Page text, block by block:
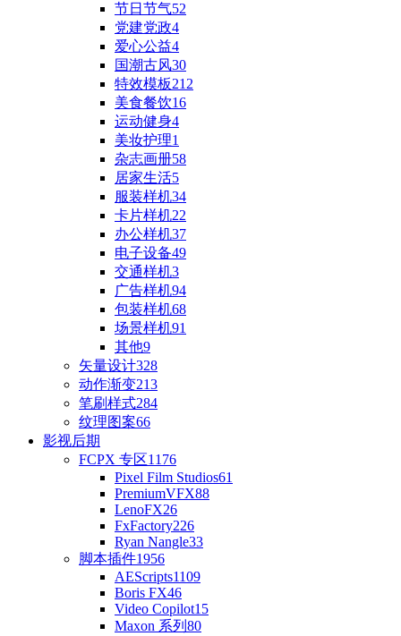
节日节气52
党建党政4
爱心公益4
国潮古风30
特效模板212
美食餐饮16
运动健身4
美妆护理1
杂志画册58
居家生活5
服装样机34
卡片样机22
办公样机37
电子设备49
交通样机3
广告样机94
包装样机68
场景样机91
其他9
矢量设计328
动作渐变213
笔刷样式284
纹理图案66
影视后期
FCPX 专区1176
Pixel Film Studios61
PremiumVFX88
LenoFX26
FxFactory226
Ryan Nangle33
脚本插件1956
AEScripts1109
Boris FX46
Video Copilot15
Maxon 系列 80